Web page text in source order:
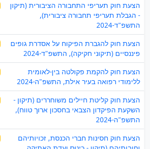
הצעת חוק תעריפי התחבורה הציבורית (תיקון
- הגבלת תעריפי תחבורה ציבורית),
התשפ"ד-2024
הצעת חוק להגברת הפיקוח על אסדרת גופים
פיננסיים (תיקוני חקיקה), התשפ"ד-2024
הצעת חוק להקמת פקולטה בין-לאומית
ללימודי רפואה בעיר אילת, התשפ"ה-2024
הצעת חוק קליטת חיילים משוחררים (תיקון -
השקעת הפיקדון הצבאי בחסכון ארוך טווח),
התשפ"ה-2024
הצעת חוק חסינות חברי הכנסת, זכויותיהם